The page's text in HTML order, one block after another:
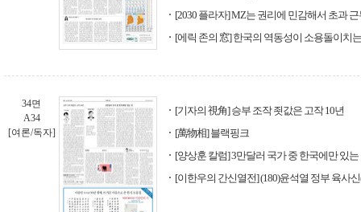
[2030 플라자] MZ는 권리에 민감해서 초과
[에릭 존의 窓] 한국의 역동성이 소용돌이치
34면
A34
[여론/독자]
[기자의 視角] 승부 조작 죗값은 고작 10년
[萬物相] 블랙핑크
[양상훈 칼럼] 3만달러 국가 중 한국에만 있는
[이한우의 간신열전] (180)윤석열 정부 육사